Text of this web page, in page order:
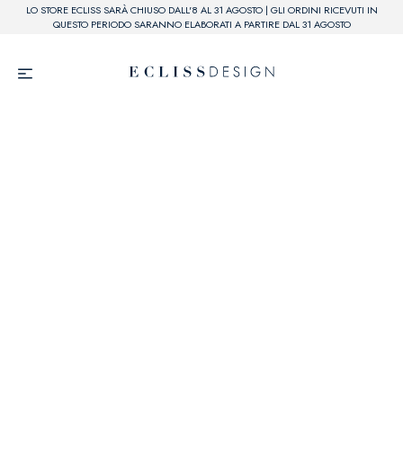
LO STORE ECLISS SARÀ CHIUSO DALL'8 AL 31 AGOSTO | GLI ORDINI RICEVUTI IN
QUESTO PERIODO SARANNO ELABORATI A PARTIRE DAL 31 AGOSTO